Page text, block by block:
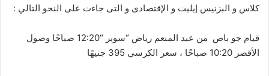
كلاس و البزنيس إيليت و الإقتصادى و التى جاءت على النحو التالي :
قيام جو باص من عبد المنعم رياض “سوبر “12:20 صباحًا وصول
الأقصر 10:20 صباحًا ، سعر الكرسي 395 جنيهًا